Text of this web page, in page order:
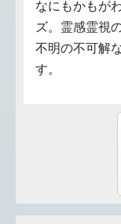
なにもかもが
ズ。霊感霊視
不明の不可解
す。